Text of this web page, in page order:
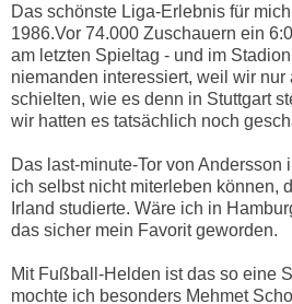
Das schönste Liga-Erlebnis für
1986.Vor 74.000 Zuschauern ein
am letzten Spieltag - und im
niemanden interessiert, weil wir nur
schielten, wie es denn in Stuttgart
wir hatten es tatsächlich noch
Das last-minute-Tor von Andersson
ich selbst nicht miterleben können,
Irland studierte. Wäre ich in
das sicher mein Favorit geworden.
Mit Fußball-Helden ist das so eine
mochte ich besonders Mehmet